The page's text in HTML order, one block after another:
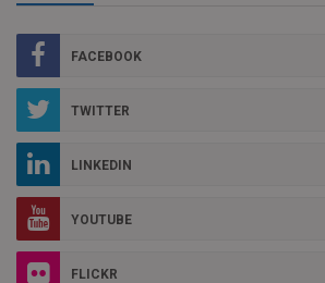
FACEBOOK
TWITTER
LINKEDIN
YOUTUBE
FLICKR